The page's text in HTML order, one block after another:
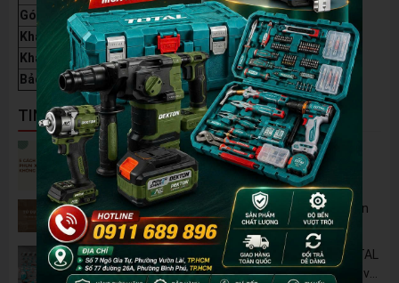
Góc cắt nghiêng
0 - 45 độ (Bên trái)
Khả năng cắt thẳng (90°x0°)340 x 70mm
Khả năng cắt góc (45°x0°)
235 x 70mm
Bảo hành
06 tháng
TIN NỔI BẬT
5 Cách Tận Dụng Máy Phun Xịt Áp Lực Cao
Không Chỉ Để Rửa Xe
Tủ Dụng Cụ CSPS: Giải Pháp Sắp Xếp Chuyên
Nghiệp Cho Mọi Xưởng Cơ Khí
🔋 Đột Phá Công Nghệ: Pin Lithium 42V TOTAL
B42M – Giải Pháp Thay Thế Máy Dùng Điện và